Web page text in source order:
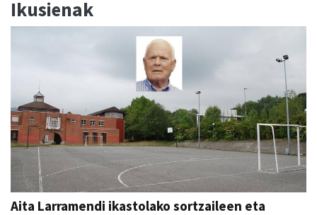
Ikusienak
Aita Larramendi ikastolako sortzaileen eta